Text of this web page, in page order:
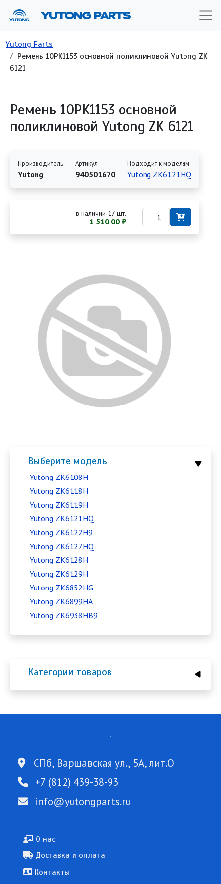
YUTONG PARTS
Строка навигации
Yutong Parts
Ремень 10PK1153 основной поликлиновой Yutong ZK
6121
Выберите модель
Yutong ZK6108H
Yutong ZK6118H
Yutong ZK6119H
Yutong ZK6121HQ
Yutong ZK6122H9
Yutong ZK6127HQ
Yutong ZK6128H
Yutong ZK6129H
Yutong ZK6852HG
Yutong ZK6899HA
Yutong ZK6938HB9
Категории товаров
Ремень 10PK1153 основной
поликлиновой Yutong ZK 6121
Производитель
Yutong
Артикул
940501670
Подходит к моделям
Yutong ZK6121HQ
в наличии 17 шт.
1 510,00 ₽
СПб, Варшавская ул., 5А, лит.О
+7 (812) 439-38-93
info@yutongparts.ru
Подвал
О нас
Доставка и оплата
Контакты